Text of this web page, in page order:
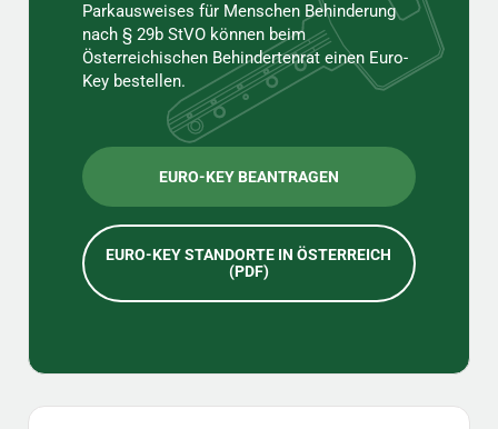
Parkausweises für Menschen Behinderung
nach § 29b StVO können beim
Österreichischen Behindertenrat einen Euro-
Key bestellen.
EURO-KEY BEANTRAGEN
EURO-KEY STANDORTE IN ÖSTERREICH
(PDF)